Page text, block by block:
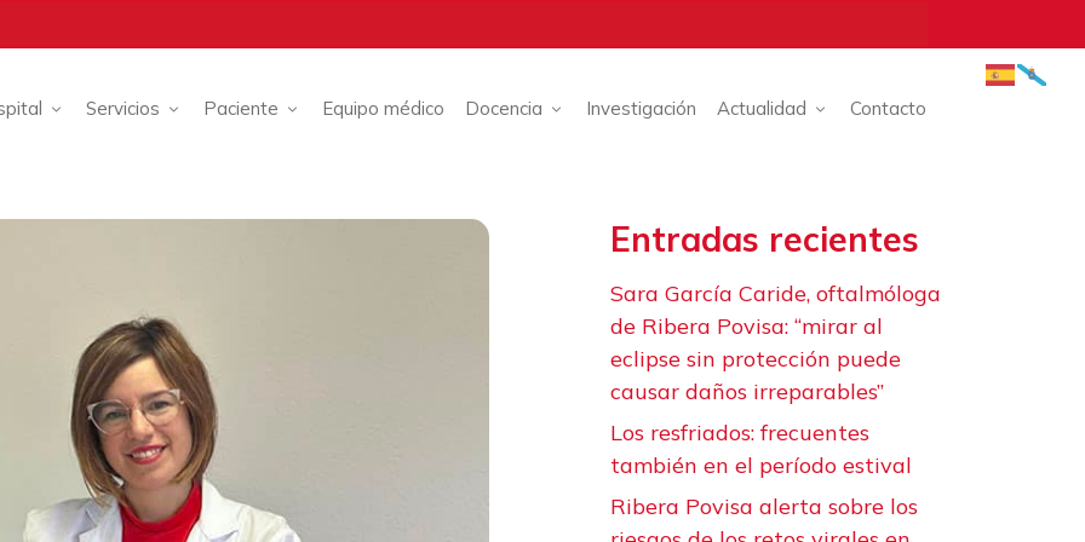
Servicios Paciente Equipo médico Docencia Investigación Actualidad Contacto
Entradas recientes
Sara García Caride, oftalmóloga
de Ribera Povisa: “mirar al
eclipse sin protección puede
causar daños irreparables”
Los resfriados: frecuentes
también en el período estival
Ribera Povisa alerta sobre los